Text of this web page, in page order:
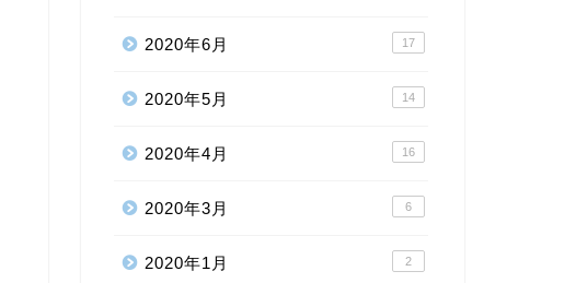
2020年6月 17
2020年5月 14
2020年4月 16
2020年3月 6
2020年1月 2